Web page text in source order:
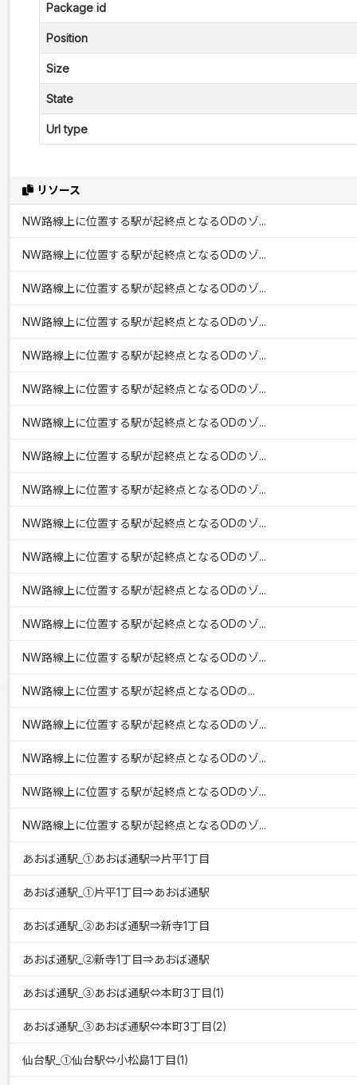
リソース
NW路線上に位置する駅が起終点となるODのゾ...
NW路線上に位置する駅が起終点となるODのゾ...
NW路線上に位置する駅が起終点となるODのゾ...
NW路線上に位置する駅が起終点となるODのゾ...
NW路線上に位置する駅が起終点となるODのゾ...
NW路線上に位置する駅が起終点となるODのゾ...
NW路線上に位置する駅が起終点となるODのゾ...
NW路線上に位置する駅が起終点となるODのゾ...
NW路線上に位置する駅が起終点となるODのゾ...
NW路線上に位置する駅が起終点となるODのゾ...
NW路線上に位置する駅が起終点となるODのゾ...
NW路線上に位置する駅が起終点となるODのゾ...
NW路線上に位置する駅が起終点となるODのゾ...
NW路線上に位置する駅が起終点となるODのゾ...
NW路線上に位置する駅が起終点となるODの...
NW路線上に位置する駅が起終点となるODのゾ...
NW路線上に位置する駅が起終点となるODのゾ...
NW路線上に位置する駅が起終点となるODのゾ...
NW路線上に位置する駅が起終点となるODのゾ...
あおば通駅_①あおば通駅⇒片平1丁目
あおば通駅_①片平1丁目⇒あおば通駅
あおば通駅_②あおば通駅⇒新寺1丁目
あおば通駅_②新寺1丁目⇒あおば通駅
あおば通駅_③あおば通駅⇔本町3丁目(1)
あおば通駅_③あおば通駅⇔本町3丁目(2)
仙台駅_①仙台駅⇔小松島1丁目(1)
Package id
Position
Size
State
Url type